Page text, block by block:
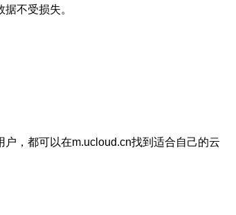
不受损失。
，都可以在m.ucloud.cn找到适合自己的云